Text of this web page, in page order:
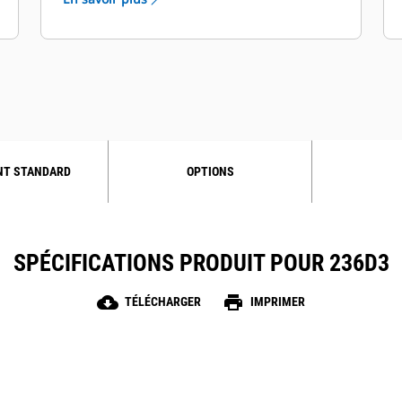
STANDARD OPTIONS
SPÉCIFICATIONS PRODUIT POUR 236D3
cloud_download TÉLÉCHARGER print IMPRIMER